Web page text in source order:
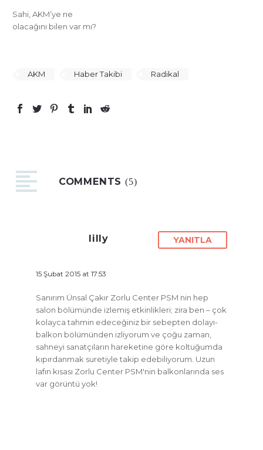
Sahi, AKM’ye ne
olacağını bilen var mı?
AKM Haber Takibi Radikal
COMMENTS(5)
lilly
15 Şubat 2015 at 17:53
YANITLA
Sanırım Ünsal Çakır Zorlu Center PSM nin hep
salon bölümünde izlemiş etkinlikleri; zira ben – çok
kolayca tahmin edeceğiniz bir sebepten dolayı-
balkon bölümünden izliyorum ve çoğu zaman,
sahneyi sanatçıların hareketine göre koltuğumda
kıpırdanmak suretiyle takip edebiliyorum. Uzun
lafın kısası Zorlu Center PSM'nin balkonlarında ses
var görüntü yok!